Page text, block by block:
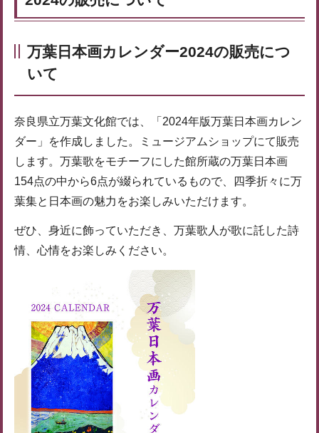
万葉日本画カレンダー2024の販売につ
いて
奈良県立万葉文化館では、「2024年版万葉日本画カレン
ダー」を作成しました。ミュージアムショップにて販売
します。万葉歌をモチーフにした館所蔵の万葉日本画
154点の中から6点が綴られているもので、四季折々に万
葉集と日本画の魅力をお楽しみいただけます。
ぜひ、身近に飾っていただき、万葉歌人が歌に託した詩
情、心情をお楽しみください。